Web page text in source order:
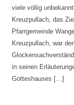
viele völlig
Kreuzpullach, das
Pfarrgemeinde
Kreuzpullach, war
in seinen
Gotteshauses […]